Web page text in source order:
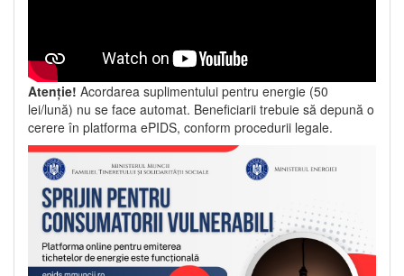
Atenție! Acordarea suplimentului pentru energie (50
lei/lună) nu se face automat. Beneficiarii trebuie să depună o
cerere în platforma ePIDS, conform procedurii legale.